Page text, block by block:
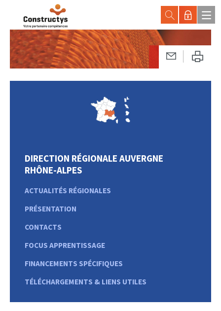
DIRECTION RÉGIONALE AUVERGNE
RHÔNE-ALPES
ACTUALITÉS RÉGIONALES
PRÉSENTATION
CONTACTS
FOCUS APPRENTISSAGE
FINANCEMENTS SPÉCIFIQUES
TÉLÉCHARGEMENTS & LIENS UTILES